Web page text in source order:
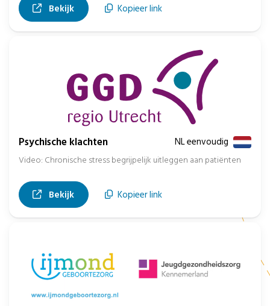
Bekijk, opent in nieuw tabblad
Kopieer link
Psychische klachten NL eenvoudig
Video: Chronische stress begrijpelijk uitleggen aan patiënten
Bekijk, opent in nieuw tabblad
Kopieer link